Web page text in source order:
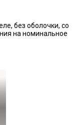
без оболочки, со
на номинальное